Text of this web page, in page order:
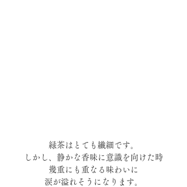
緑茶はとても繊細です。
しかし、静かな香味に意識を向けた時
幾重にも重なる味わいに
涙が溢れそうになります。